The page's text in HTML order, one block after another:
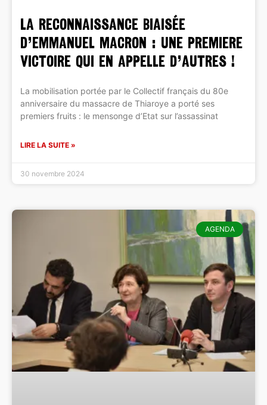
LA RECONNAISSANCE BIAISÉE
D’EMMANUEL MACRON : UNE PREMIERE
VICTOIRE QUI EN APPELLE D’AUTRES !
La mobilisation portée par le Collectif français du 80e
anniversaire du massacre de Thiaroye a porté ses
premiers fruits : le mensonge d’Etat sur l’assassinat
LIRE LA SUITE »
30 novembre 2024
AGENDA